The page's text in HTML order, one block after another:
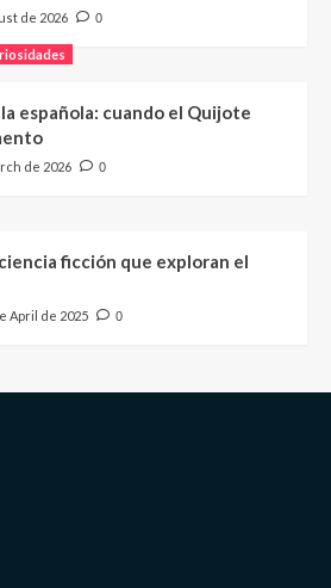
de 2026 0
española: cuando el Quijote
de 2026 0
ficción que exploran el
April de 2025 0